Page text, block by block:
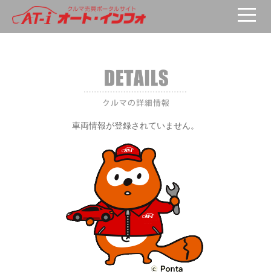
車両が選択されていません。
車両情報が登録されていません。